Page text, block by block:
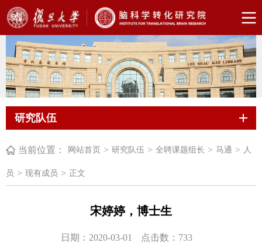
研究队伍
当前位置： 网站首页 > 研究队伍 > 全聘课题组长 > 马通 > 人
员 > 现有成员 > 正文
宋婷婷，博士生
日期：2020-03-01 点击数： 733